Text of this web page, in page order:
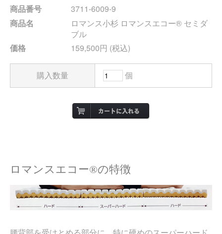
商品番号
3711-6009-9
商品名
ロマンス小杉 ロマンスエコー® セミダ
ブル
価格
159,500円 (税込)
購入数量 個
ロマンスエコー®の特徴